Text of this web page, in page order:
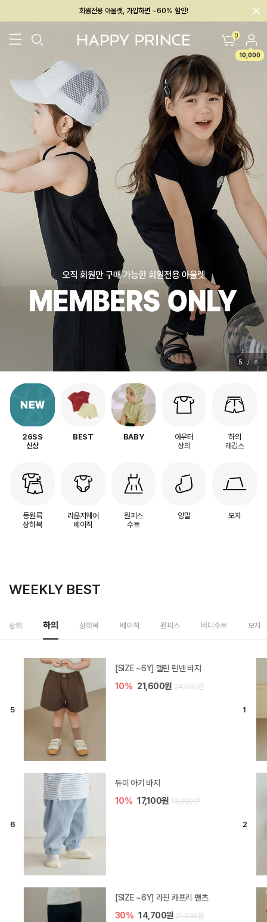
회원전용 아울렛, 가입하면 ~60% 할인!
멤버십 최대 28,000원 혜택 0
10,000
26SS 신상 BEST BABY[6~12M] 아우터/상의 하의/레깅스
5 / 6
26SS
신상
BEST BABY
아우터
상의
하의
레깅스
등원룩
상하복
라운지웨어
베이직
원피스
수트
양말 모자
WEEKLY BEST
상의 하의 상하복 베이직 원피스 바디수트 모자
밀라 아기 셋업
20% 35,200원 44,000원
브렌 아기 블라우스 세트
10% 36,900원 41,000원
[SIZE ~6Y] 오뎃 라운지웨어
10% 20,700원 23,000원